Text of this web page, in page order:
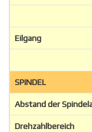
Eilgang
SPINDEL
Abstand der
Drehzahlbereich